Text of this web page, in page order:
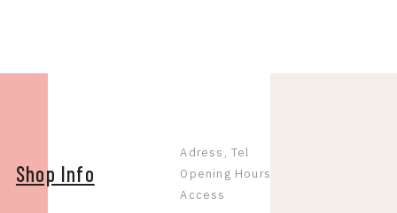
Shop Info
Adress, Tel
Opening Hours
Access